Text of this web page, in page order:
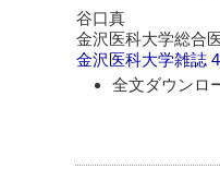
谷口真
金沢医科大学総合
金沢医科大学雑誌
全文ダウンロ